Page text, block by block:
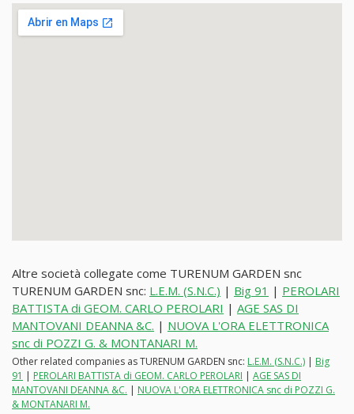
Altre società collegate come TURENUM GARDEN snc
TURENUM GARDEN snc: L.E.M. (S.N.C.) | Big 91 | PEROLARI
BATTISTA di GEOM. CARLO PEROLARI | AGE SAS DI
MANTOVANI DEANNA &C. | NUOVA L'ORA ELETTRONICA
snc di POZZI G. & MONTANARI M.
Other related companies as TURENUM GARDEN snc: L.E.M. (S.N.C.) | Big
91 | PEROLARI BATTISTA di GEOM. CARLO PEROLARI | AGE SAS DI
MANTOVANI DEANNA &C. | NUOVA L'ORA ELETTRONICA snc di POZZI G.
& MONTANARI M.